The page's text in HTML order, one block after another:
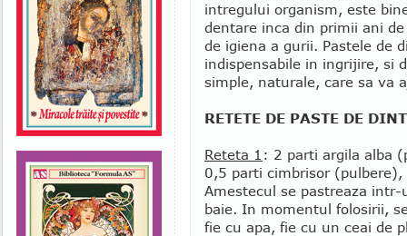
intregului organism, este
dentare inca din primii ani
de igiena a gurii. Pastele de
indispensabile in ingrijire, si
simple, naturale, care sa va
RETETE DE PASTE DE
Reteta 1 : 2 parti argila alba
0,5 parti cimbrisor
Amestecul se pastreaza
baie. In momentul folosirii,
fie cu apa, fie cu un ceai de